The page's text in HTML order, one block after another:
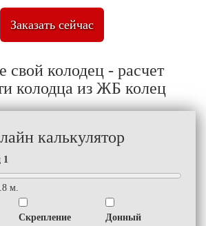
Заказать сейчас
свой колодец - расчет
колодца из ЖБ колец
калькулятор
1
м.
Скрепление Донный